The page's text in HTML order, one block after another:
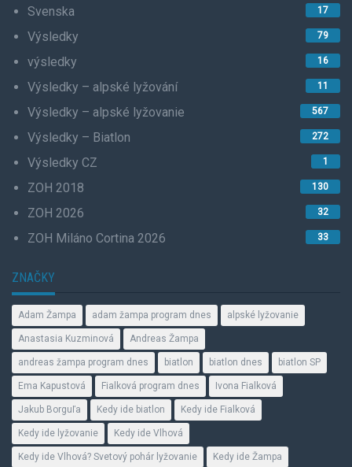
Svenska 17
Výsledky 79
výsledky 16
Výsledky – alpské lyžování 11
Výsledky – alpské lyžovanie 567
Výsledky – Biatlon 272
Výsledky CZ 1
ZOH 2018 130
ZOH 2026 32
ZOH Miláno Cortina 2026 33
ZNAČKY
Adam Žampa adam žampa program dnes alpské lyžovanie
Anastasia Kuzminová Andreas Žampa
andreas žampa program dnes biatlon biatlon dnes biatlon SP
Ema Kapustová Fialková program dnes Ivona Fialková
Jakub Borguľa Kedy ide biatlon Kedy ide Fialková
Kedy ide lyžovanie Kedy ide Vlhová
Kedy ide Vlhová? Svetový pohár lyžovanie Kedy ide Žampa